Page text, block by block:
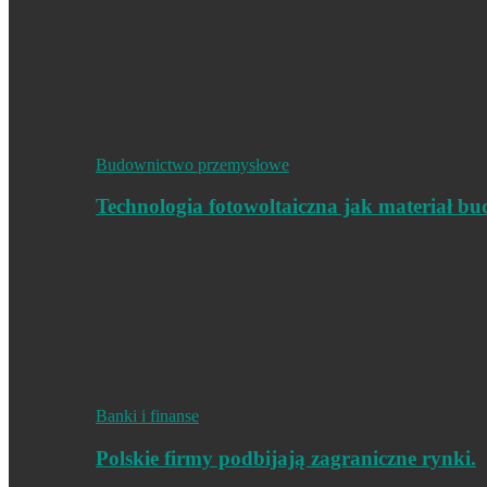
Budownictwo przemysłowe
Technologia fotowoltaiczna jak materiał
Banki i finanse
Polskie firmy podbijają zagraniczne rynki.